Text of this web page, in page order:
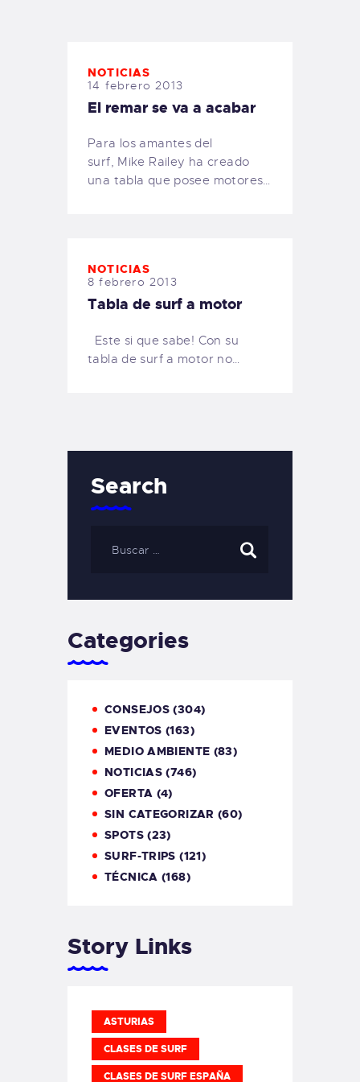
NOTICIAS
14 febrero 2013
El remar se va a acabar
Para los amantes del
surf, Mike Railey ha creado
una tabla que posee motores…
NOTICIAS
8 febrero 2013
Tabla de surf a motor
Este si que sabe! Con su
tabla de surf a motor no…
Search
Categories
CONSEJOS (304)
EVENTOS (163)
MEDIO AMBIENTE (83)
NOTICIAS (746)
OFERTA (4)
SIN CATEGORIZAR (60)
SPOTS(23)
SURF-TRIPS (121)
TÉCNICA (168)
Story Links
ASTURIAS
CLASES DE SURF
CLASES DE SURF ESPAÑA